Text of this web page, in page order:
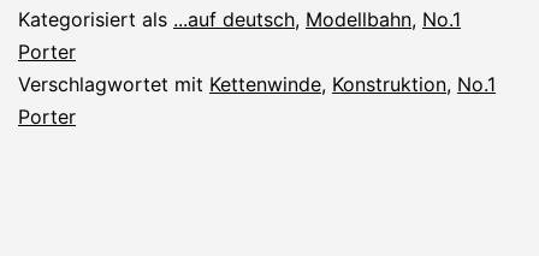
Kategorisiert als ...auf deutsch, Modellbahn, No.1
Porter
Verschlagwortet mit Kettenwinde, Konstruktion, No.1
Porter